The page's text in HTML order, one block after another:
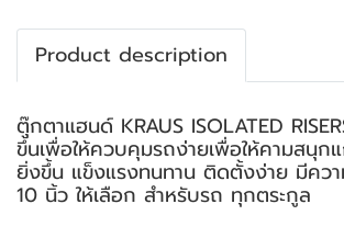
Product description
ตุ๊กตาแฮนด์ KRAUS ISOLATED
ขึ้นเพื่อให้ควบคุมรถง่ายเพื่อให้คามสนุก
ยิ่งขึ้น แข็งแรงทนทาน ติดตั้งง่าย มีคว
10 นิ้ว ให้เลือก สำหรับรถ ทุกตระกูล